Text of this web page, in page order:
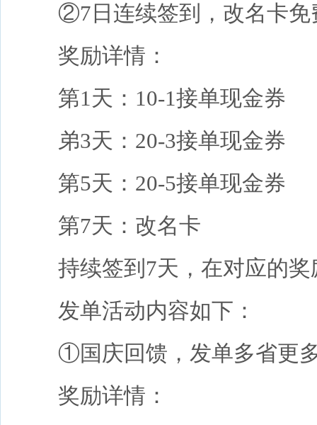
②7日连续签到，改名卡免
奖励详情：
第1天：10-1接单现金券
弟3天：20-3接单现金券
第5天：20-5接单现金券
第7天：改名卡
持续签到7天，在对应的
发单活动内容如下：
①国庆回馈，发单多省更
奖励详情：